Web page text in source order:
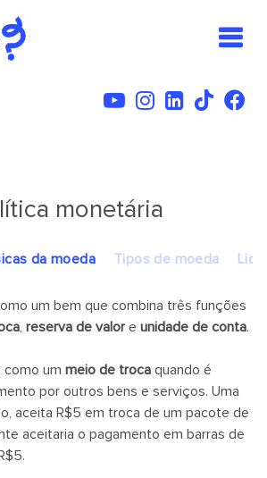
monetária
da moeda Tipos de moeda
um bem que combina três funções
,reserva de valoreunidade de conta.
como ummeio de troca quando é
por outros bens e serviços. Uma
aceita R$5 em troca de um pacote de
aceitaria o pagamento em barras de